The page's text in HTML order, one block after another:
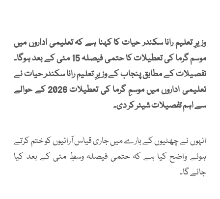
وزیرِ تعلیم رانا سکندر حیات کا کہنا ہے کہ تعلیمی اداروں میں
موسم گرما کی تعطیلات کا حتمی فیصلہ 15 مئی کے بعد ہوگا۔
تفصیلات کے مطابق پنجاب کے وزیرِ تعلیم رانا سکندر حیات نے
تعلیمی اداروں میں موسمِ گرما کی تعطیلات 2026 کے حوالے
سے اہم تفصیلات شیئر کر دی۔
انہوں نے چھٹیوں کے بارے میں جاری قیاس آرائیوں کو ختم کرتے
ہوئے واضح کیا ہے کہ حتمی فیصلہ وسطِ مئی کے بعد کیا
جائے گا۔